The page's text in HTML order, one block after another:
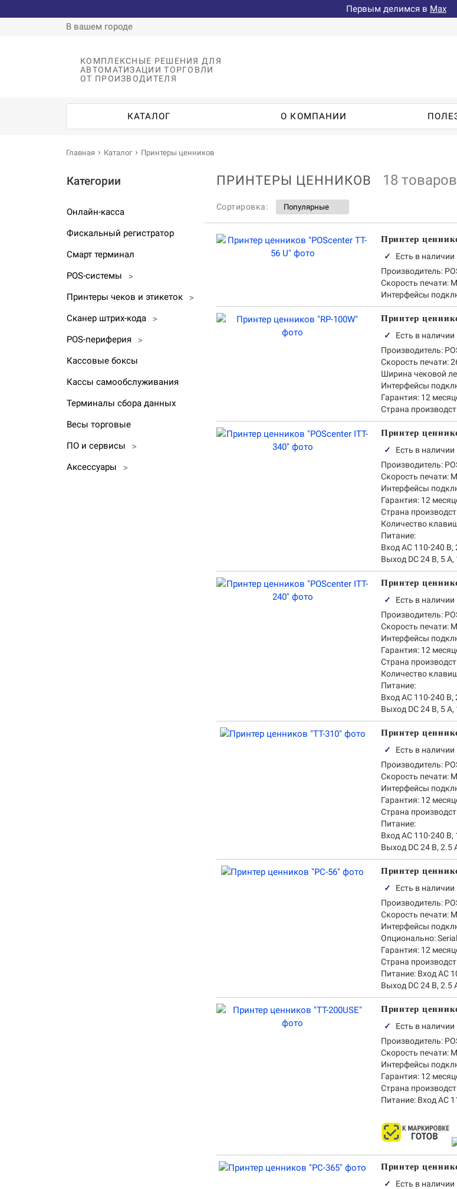
Первым делимся в Max
В вашем городе
КОМПЛЕКСНЫЕ РЕШЕНИЯ ДЛЯ
АВТОМАТИЗАЦИИ ТОРГОВЛИ
ОТ ПРОИЗВОДИТЕЛЯ
КАТАЛОГ О КОМПАНИИ
Главная Каталог Принтеры ценников
Категории
Онлайн-касса
Фискальный регистратор
Смарт терминал
POS-системы
>
Принтеры чеков и этикеток >
Сканер штрих-кода >
POS-периферия >
Кассовые боксы
Кассы самообслуживания
Терминалы сбора данных
Весы торговые
ПО и сервисы
>
Аксессуары >
ПРИНТЕРЫ ЦЕННИКОВ 18 товаров
Сортировка:
Принтер
✓
Есть в наличии
Производитель:
Скорость печати:
Интерфейсы
Принтер
✓
Есть в наличии
Производитель:
Скорость печати:
Ширина чековой
Интерфейсы
Гарантия:12
Страна
Принтер
✓
Есть в наличии
Производитель:
Скорость печати:
Интерфейсы
Гарантия:12
Страна
Количество
Питание:
Вход AC 110-240 В,
Выход DC 24 В, 5 А,
Принтер
✓
Есть в наличии
Производитель:
Скорость печати:
Интерфейсы
Гарантия:12
Страна
Количество
Питание:
Вход AC 110-240 В,
Выход DC 24 В, 5 А,
Принтер
✓
Есть в наличии
Производитель:
Скорость печати:
Интерфейсы
Гарантия:12
Страна
Питание:
Вход AC 110-240 В,
Выход DC 24 В, 2.5
Принтер
✓
Есть в наличии
Производитель:
Скорость печати:
Интерфейсы
Опционально:
Гарантия:12
Страна
Питание:Вход AC
Выход DC 24 В, 2.5
Принтер
✓
Есть в наличии
Производитель:
Скорость печати:
Интерфейсы
Гарантия:12
Страна
Питание:Вход AC
Принтер
✓
Есть в наличии